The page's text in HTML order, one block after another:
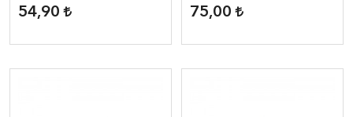
54,90 75,00